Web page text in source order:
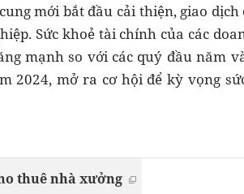
mới bắt đầu cải thiện, giao
Sức khoẻ tài chính của các
mạnh so với các quý đầu năm
2024, mở ra cơ hội để kỳ vọng
thuê nhà xưởng